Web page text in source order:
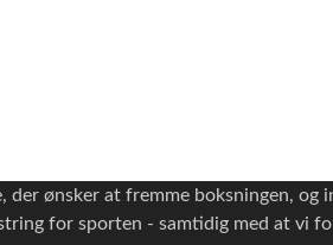
ønsker at fremme boksningen,
for sporten - samtidig med at vi